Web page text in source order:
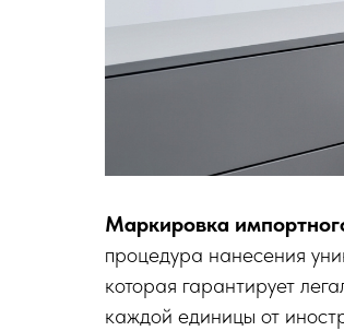
Маркировка
процедура нанесения
которая гарантирует
каждой единицы от